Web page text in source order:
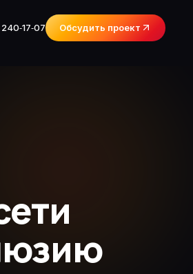
Обсудить проект